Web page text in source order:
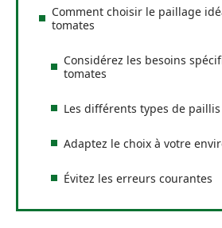
Comment choisir le paillage
tomates
Considérez les besoins
tomates
Les différents types de paillis
Adaptez le choix à votre
Évitez les erreurs courantes